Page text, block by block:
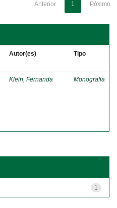
Anterior 1 Póximo
Autor(es) Tipo
Klein, Fernanda Monografia
1